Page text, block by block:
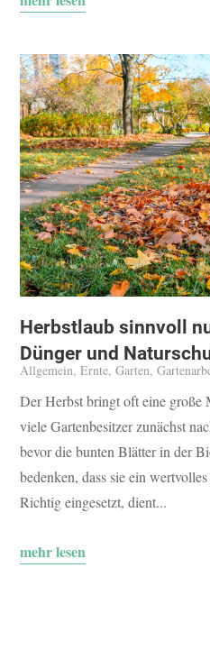
Herbstlaub sinnvoll
Dünger und
Allgemein,Ernte,Garten,
Der Herbst bringt oft eine
viele Gartenbesitzer zunächst
bevor die bunten Blätter in der
bedenken, dass sie ein
Richtig eingesetzt, dient...
mehr lesen